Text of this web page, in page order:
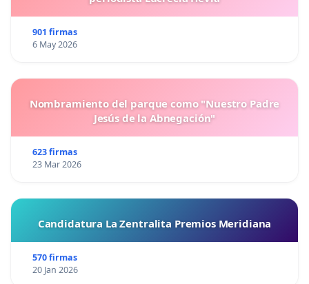
901 firmas
6 May 2026
Nombramiento del parque como "Nuestro Padre
Jesús de la Abnegación"
623 firmas
23 Mar 2026
Candidatura La Zentralita Premios Meridiana
570 firmas
20 Jan 2026